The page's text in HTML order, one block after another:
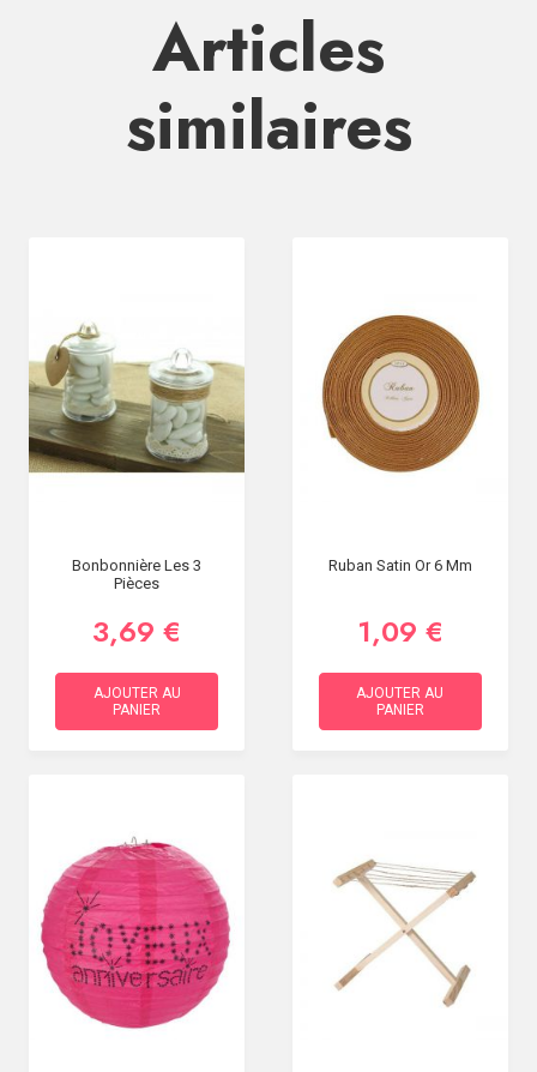
Articles
similaires
Bonbonnière Les 3
Pièces
3,69 €
AJOUTER AU
PANIER
Ruban Satin Or 6 Mm
1,09 €
AJOUTER AU
PANIER